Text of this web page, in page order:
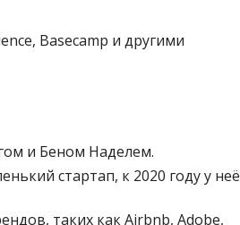
Basecamp и другими
и Беном Наделем.
стартап, к 2020 году у неё
таких как Airbnb, Adobe,